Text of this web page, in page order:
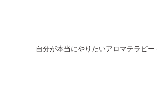
自分が本当にやりたいアロマテラピ